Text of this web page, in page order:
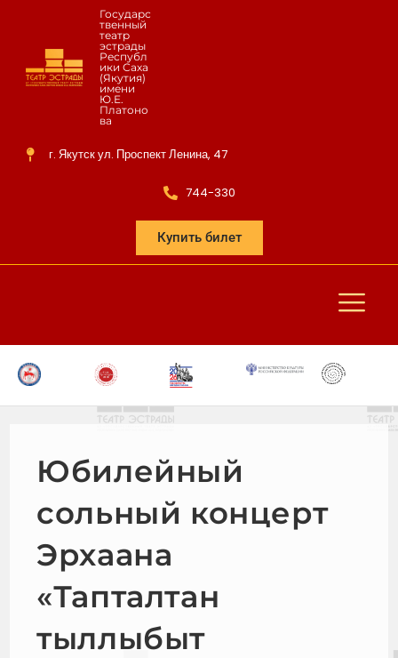
Государс
твенный
театр
эстрады
Республ
ики Саха
(Якутия)
имени
Ю.Е.
Платоно
ва
г. Якутск ул. Проспект Ленина, 47
744-330
Купить билет
Юбилейный
сольный концерт
Эрхаана
«Тапталтан
тыллыбыт